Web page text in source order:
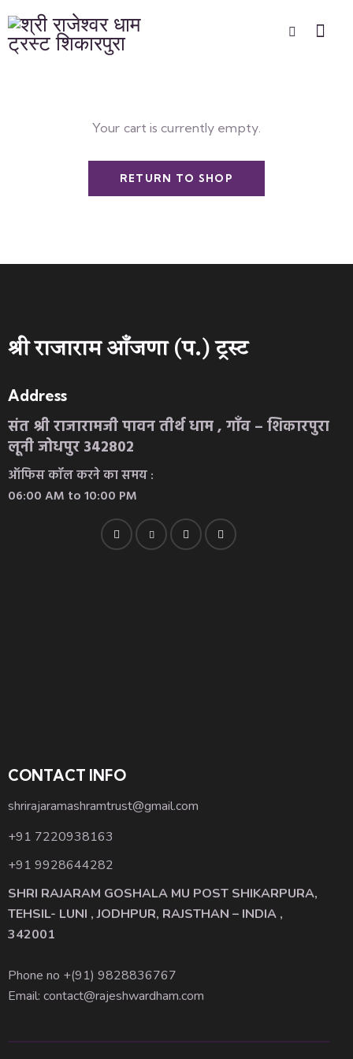
Your cart is currently empty.
RETURN TO SHOP
श्री राजाराम आँजणा (प.) ट्रस्ट
Address
संत श्री राजारामजी पावन तीर्थ धाम , गाँव – शिकारपुरा
लूनी जोधपुर 342802
ऑफिस कॉल करने का समय :
06:00 AM to 10:00 PM
CONTACT INFO
shrirajaramashramtrust@gmail.com
+91 7220938163
+91 9928644282
SHRI RAJARAM GOSHALA MU POST SHIKARPURA,
TEHSIL- LUNI , JODHPUR, RAJSTHAN – INDIA ,
342001
Phone no +(91) 9828836767
Email: contact@rajeshwardham.com